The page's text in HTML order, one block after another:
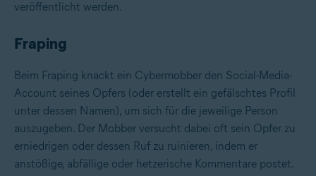
veröffentlicht werden.
Fraping
Beim Fraping knackt ein Cybermobber den Social-Media-
Account seines Opfers (oder erstellt ein gefälschtes Profil
unter dessen Namen), um sich für die jeweilige Person
auszugeben. Der Mobber versucht dabei oft sein Opfer zu
erniedrigen oder dessen Ruf zu ruinieren, indem er
anstößige, abfällige oder hetzerische Kommentare postet.